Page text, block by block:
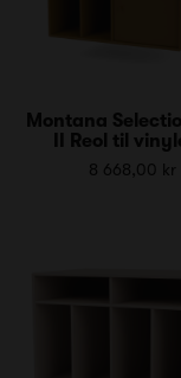
Montana
II Reol til
8 668,00 kr